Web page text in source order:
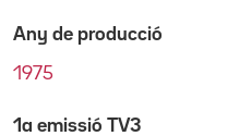
Any de producció
1975
1a emissió TV3